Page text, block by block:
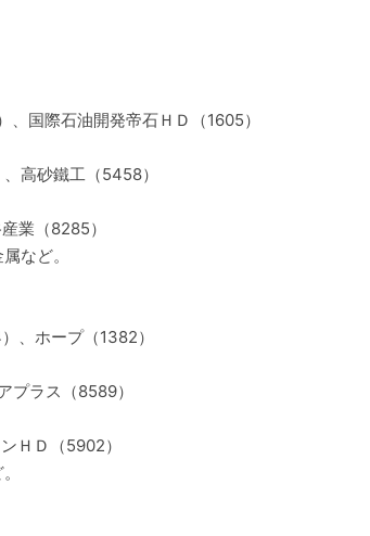
国際石油開発帝石ＨＤ（1605）
高砂鐵工（5458）
業（8285）
など。
、ホープ（1382）
プラス（8589）
ＨＤ（5902）